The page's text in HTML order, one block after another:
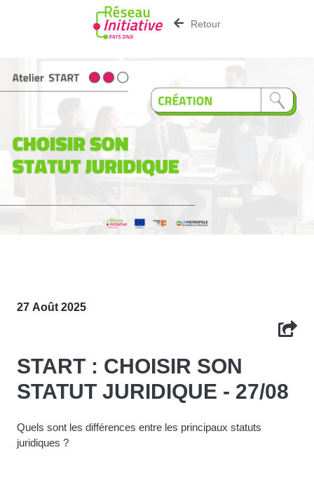
Retour
27 Août 2025
START : CHOISIR SON
STATUT JURIDIQUE - 27/08
Quels sont les différences entre les principaux statuts
juridiques ?